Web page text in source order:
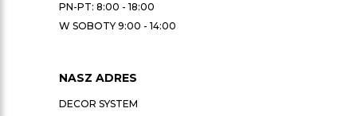
PN-PT: 8:00 - 18:00
W SOBOTY 9:00 - 14:00
NASZ ADRES
DECOR SYSTEM